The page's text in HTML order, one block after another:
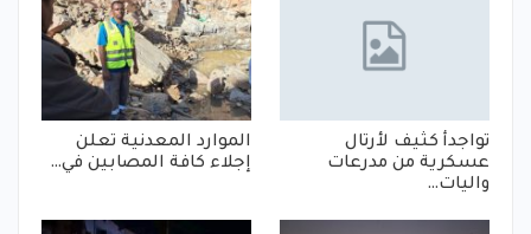
تواجدأ كثيف لأرتال
عسكرية من مدرعات
واليات…
الموارد المعدنية تعلن
إجلاء كافة المصابين في…